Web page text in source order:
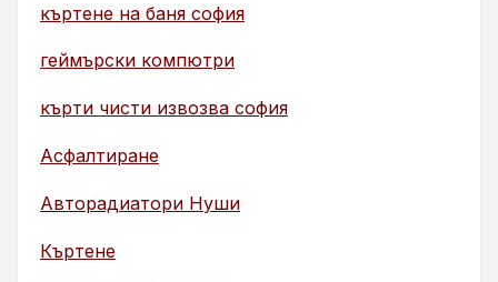
къртене на баня софия
геймърски компютри
кърти чисти извозва софия
Асфалтиране
Авторадиатори Нуши
Къртене